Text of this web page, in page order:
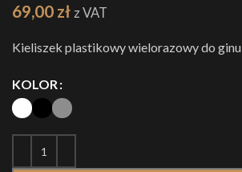
69,00 zł z VAT
Kieliszek plastikowy wielorazowy do ginu
KOLOR